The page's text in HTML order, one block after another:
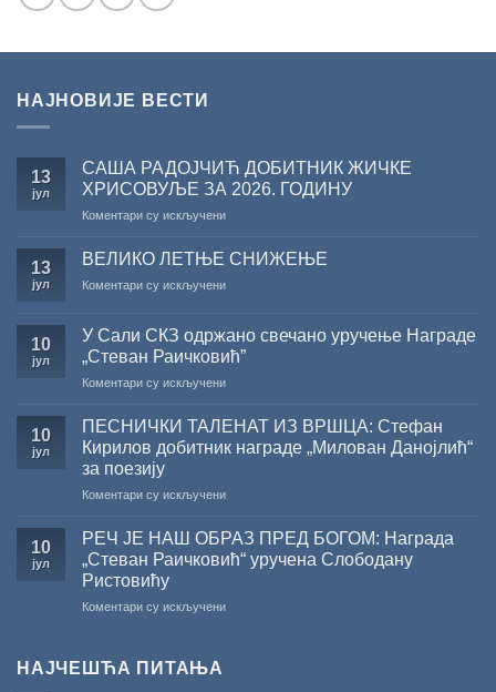
НАЈНОВИЈЕ ВЕСТИ
13
јул
САША РАДОЈЧИЋ ДОБИТНИК ЖИЧКЕ
ХРИСОВУЉЕ ЗА 2026. ГОДИНУ
Коментари су искљученина
РАДОЈЧИЋ
ЖИЧКЕ
2026.
ГОДИНУ
13
јул
ВЕЛИКО ЛЕТЊЕ СНИЖЕЊЕ
Коментари су искљученина
СНИЖЕЊЕ
10
јул
У Сали СКЗ одржано свечано уручење Награде
„Стеван Раичковић”
Коментари су искљученина
Сали
одржано
уручење
„Стеван
Раичковић”
10
јул
ПЕСНИЧКИ ТАЛЕНАТ ИЗ ВРШЦА: Стефан
Кирилов добитник награде „Милован Данојлић“
за поезију
Коментари су искљученина
ТАЛЕНАТ
ИЗ
ВРШЦА:
Кирилов
10
јул
РЕЧ ЈЕ НАШ ОБРАЗ ПРЕД БОГОМ: Награда
„Стеван Раичковић“ уручена Слободану
Ристовићу
Коментари су искљученина
НАЈЧЕШЋА ПИТАЊА